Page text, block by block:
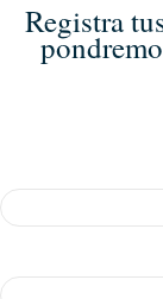
Registra